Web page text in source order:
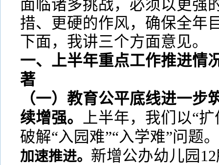
面临诸多挑战，必须以更强
措、更硬的作风，确保全年
下面，我讲三个方面意见。
一、上半年重点工作推进情
著
（一）教育公平底线进一步
续增强。 上半年，我们以“
破解“入园难”“入学难”问题。
加速推进。 新增公办幼儿园